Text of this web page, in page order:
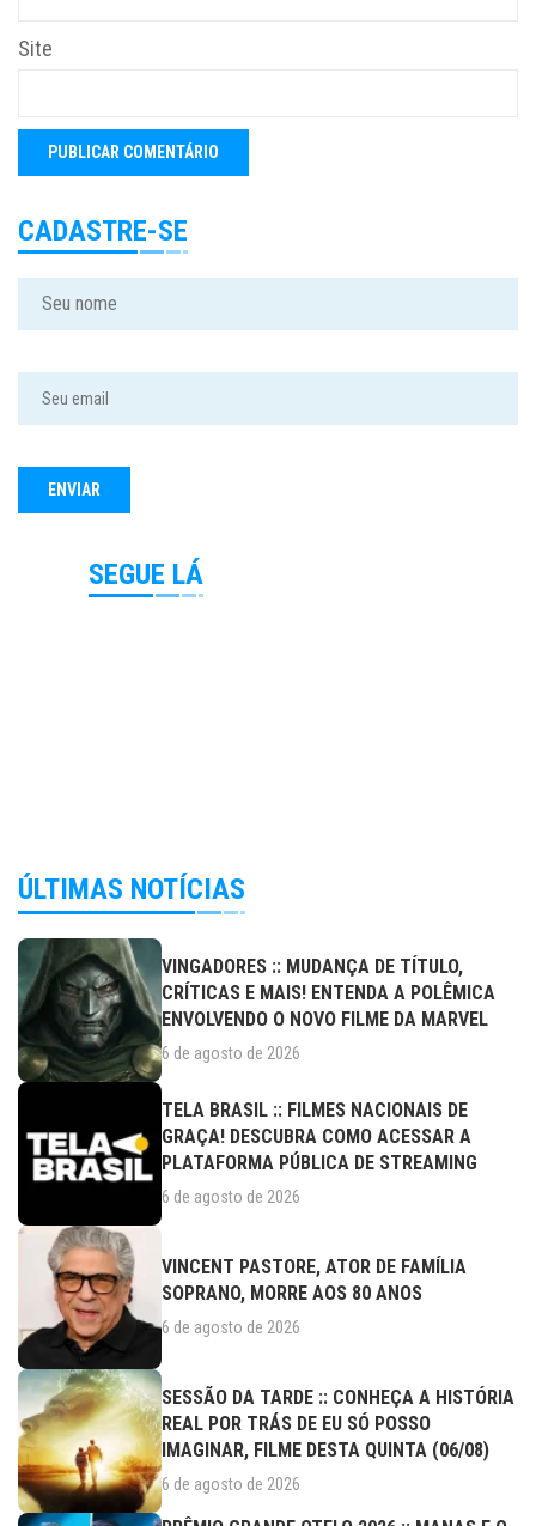
Site
CADASTRE-SE
SEGUE LÁ
ÚLTIMAS NOTÍCIAS
VINGADORES :: MUDANÇA DE TÍTULO,
CRÍTICAS E MAIS! ENTENDA A POLÊMICA
ENVOLVENDO O NOVO FILME DA MARVEL
6 de agosto de 2026
TELA BRASIL :: FILMES NACIONAIS DE
GRAÇA! DESCUBRA COMO ACESSAR A
PLATAFORMA PÚBLICA DE STREAMING
6 de agosto de 2026
VINCENT PASTORE, ATOR DE FAMÍLIA
SOPRANO, MORRE AOS 80 ANOS
6 de agosto de 2026
SESSÃO DA TARDE :: CONHEÇA A HISTÓRIA
REAL POR TRÁS DE EU SÓ POSSO
IMAGINAR, FILME DESTA QUINTA (06/08)
6 de agosto de 2026